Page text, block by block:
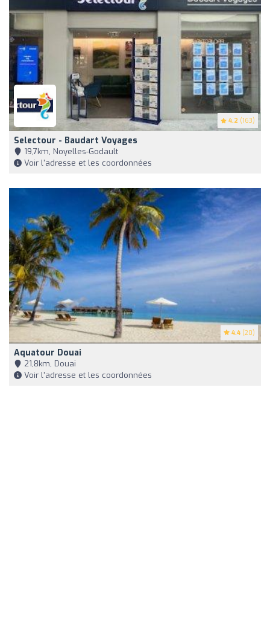
4.2 (163)
Selectour - Baudart Voyages
19,7km, Noyelles-Godault
Voir l'adresse et les coordonnées
4.4 (20)
Aquatour Douai
21,8km, Douai
Voir l'adresse et les coordonnées